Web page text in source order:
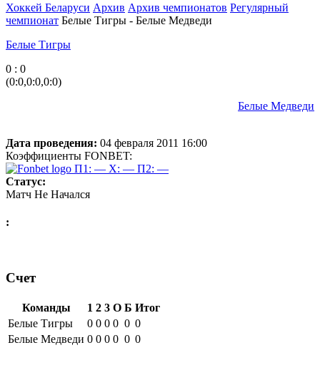
Хоккей Беларуси Архив Архив чемпионатов Регулярный
чемпионат Белые Тигры - Белые Медведи
Белые Тигры
0 : 0
(0:0,0:0,0:0)
Белые Медведи
Дата проведения: 04 февраля 2011 16:00
Коэффициенты FONBET:
П1: — X: — П2: —
Статус:
Матч Не Начался
:
Счет
Команды 1 2 3 О Б Итог
Белые Тигры
0 0 0 0 0 0
Белые Медведи 0 0 0 0 0 0